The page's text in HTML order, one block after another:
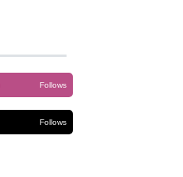
Follows
Follows